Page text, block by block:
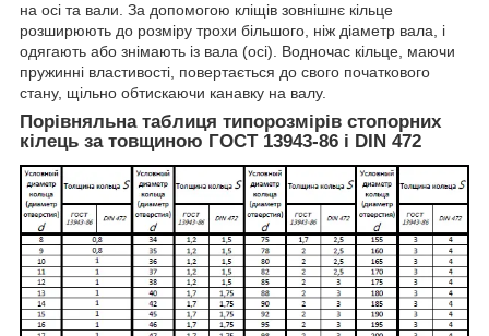
на осі та вали. За допомогою кліщів зовнішнє кільце
розширюють до розміру трохи більшого, ніж діаметр вала, і
одягають або знімають із вала (осі). Водночас кільце, маючи
пружинні властивості, повертається до свого початкового
стану, щільно обтискаючи канавку на валу.
Порівняльна таблиця типорозмірів стопорних
кілець за товщиною ГОСТ 13943-86 і DIN 472